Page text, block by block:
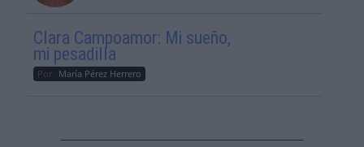
Clara Campoamor: Mi sueño,
mi pesadilla
Por María Pérez Herrero